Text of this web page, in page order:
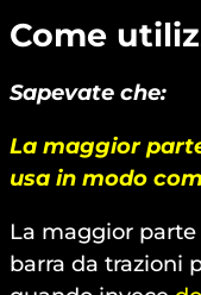
Come
Sapevate che:
La maggior
usa in modo
La maggior
barra da trazioni